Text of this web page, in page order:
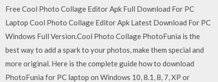
Free Cool Photo Collage Editor Apk Full Download For PC
Laptop Cool Photo Collage Editor Apk Latest Download For PC
Windows Full Version.Cool Photo Collage PhotoFunia is the
best way to add a spark to your photos, make them special and
more original. Here is the complete guide how to download
PhotoFunia for PC laptop on Windows 10, 8.1, 8, 7, XP or